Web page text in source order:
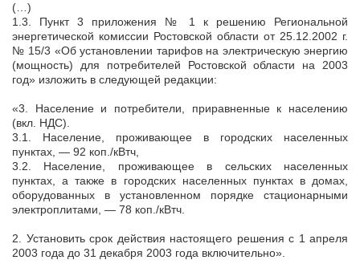
(…)
1.3. Пункт 3 приложения № 1 к решению Региональной
энергетической комиссии Ростовской области от 25.12.2002 г.
№ 15/3 «Об установлении тарифов на электрическую энергию
(мощность) для потребителей Ростовской области на 2003
год» изложить в следующей редакции:
«3. Население и потребители, приравненные к населению
(вкл. НДС).
3.1. Население, проживающее в городских населенных
пунктах, — 92 коп./кВтч,
3.2. Население, проживающее в сельских населенных
пунктах, а также в городских населенных пунктах в домах,
оборудованных в установленном порядке стационарными
электроплитами, — 78 коп./кВтч.
2. Установить срок действия настоящего решения с 1 апреля
2003 года до 31 декабря 2003 года включительно».